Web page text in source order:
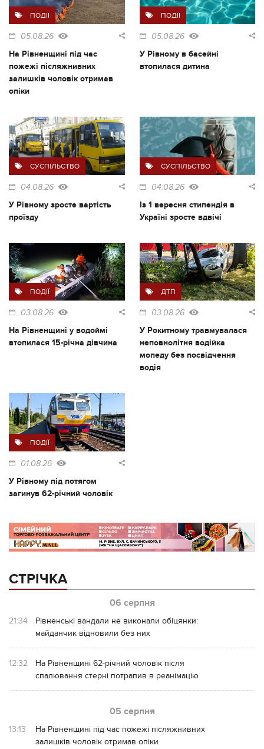
ПОДІЇ
05.08.26
На Рівненщині під час
пожежі післяжнивних
залишків чоловік отримав
опіки
ПОДІЇ
05.08.26
У Рівному в басейні
втопилася дитина
СУСПІЛЬСТВО
04.08.26
У Рівному зросте вартість
проїзду
СУСПІЛЬСТВО
04.08.26
Із 1 вересня стипендія в
Україні зросте вдвічі
ПОДІЇ
03.08.26
На Рівненщині у водоймі
втопилася 15-річна дівчина
ДТП
03.08.26
У Рокитному травмувалася
неповнолітня водійка
мопеду без посвідчення
водія
ПОДІЇ
01.08.26
У Рівному під потягом
загинув 62-річний чоловік
СТРІЧКА
06 серпня
21:34
Рівненські вандали не виконали обіцянки:
майданчик відновили без них
12:32
На Рівненщині 62-річний чоловік після
спалювання стерні потрапив в реанімацію
05 серпня
13:13
На Рівненщині під час пожежі післяжнивних
залишків чоловік отримав опіки